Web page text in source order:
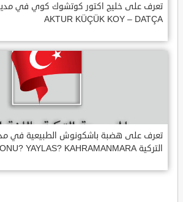
تعرف على خليج اكتور كوتشوك كوي في
AKTUR KÜÇÜK KOY – DATÇA
تعرف على هضبة باشكونوش الطبيعية في
التركية BA?KONU? YAYLAS? KAHRAMANMARA?